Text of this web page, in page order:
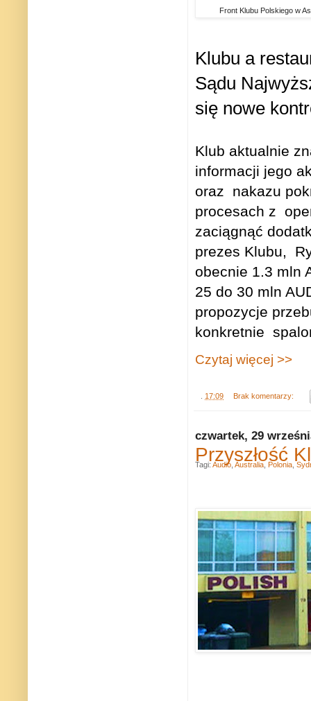
Front Klubu Polskiego w
Klubu a
Sądu
się nowe
Klub aktualnie
informacji jego
oraz
nakazu
procesach z
zaciągnąć
prezes Klubu,
obecnie 1.3 mln
25 do 30 mln
propozycje
konkretnie
Czytaj więcej >>
17:09 Brak komentarzy:
czwartek, 29
Przyszłość
Tagi: Audio Australia Polonia